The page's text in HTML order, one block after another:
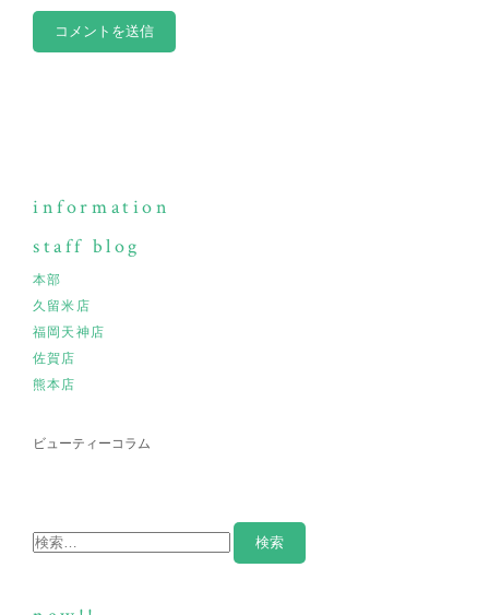
information
staff blog
本部
久留米店
福岡天神店
佐賀店
熊本店
ビューティーコラム